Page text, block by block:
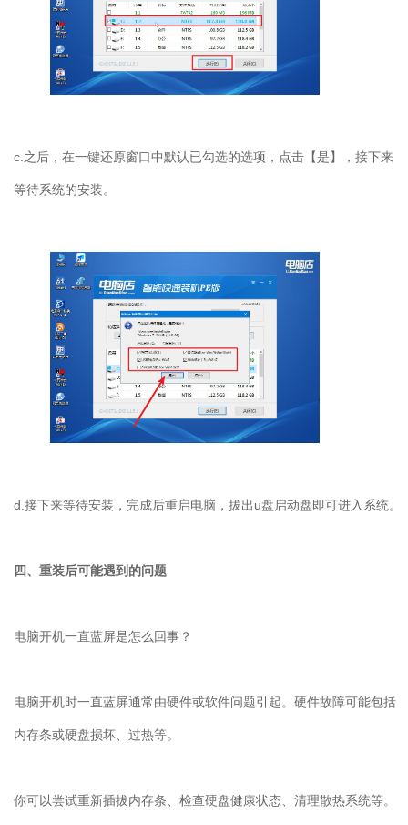
c. 之后，在一键还原窗口中默认已勾选的选项，点击【是】，接下来
等待系统的安装。
d. 接下来等待安装，完成后重启电脑，拔出u盘启动盘即可进入系统。
四、重装后可能遇到的问题
电脑开机一直蓝屏是怎么回事？
电脑开机时一直蓝屏通常由硬件或软件问题引起。硬件故障可能包括
内存条或硬盘损坏、过热等。
你可以尝试重新插拔内存条、检查硬盘健康状态、清理散热系统等。